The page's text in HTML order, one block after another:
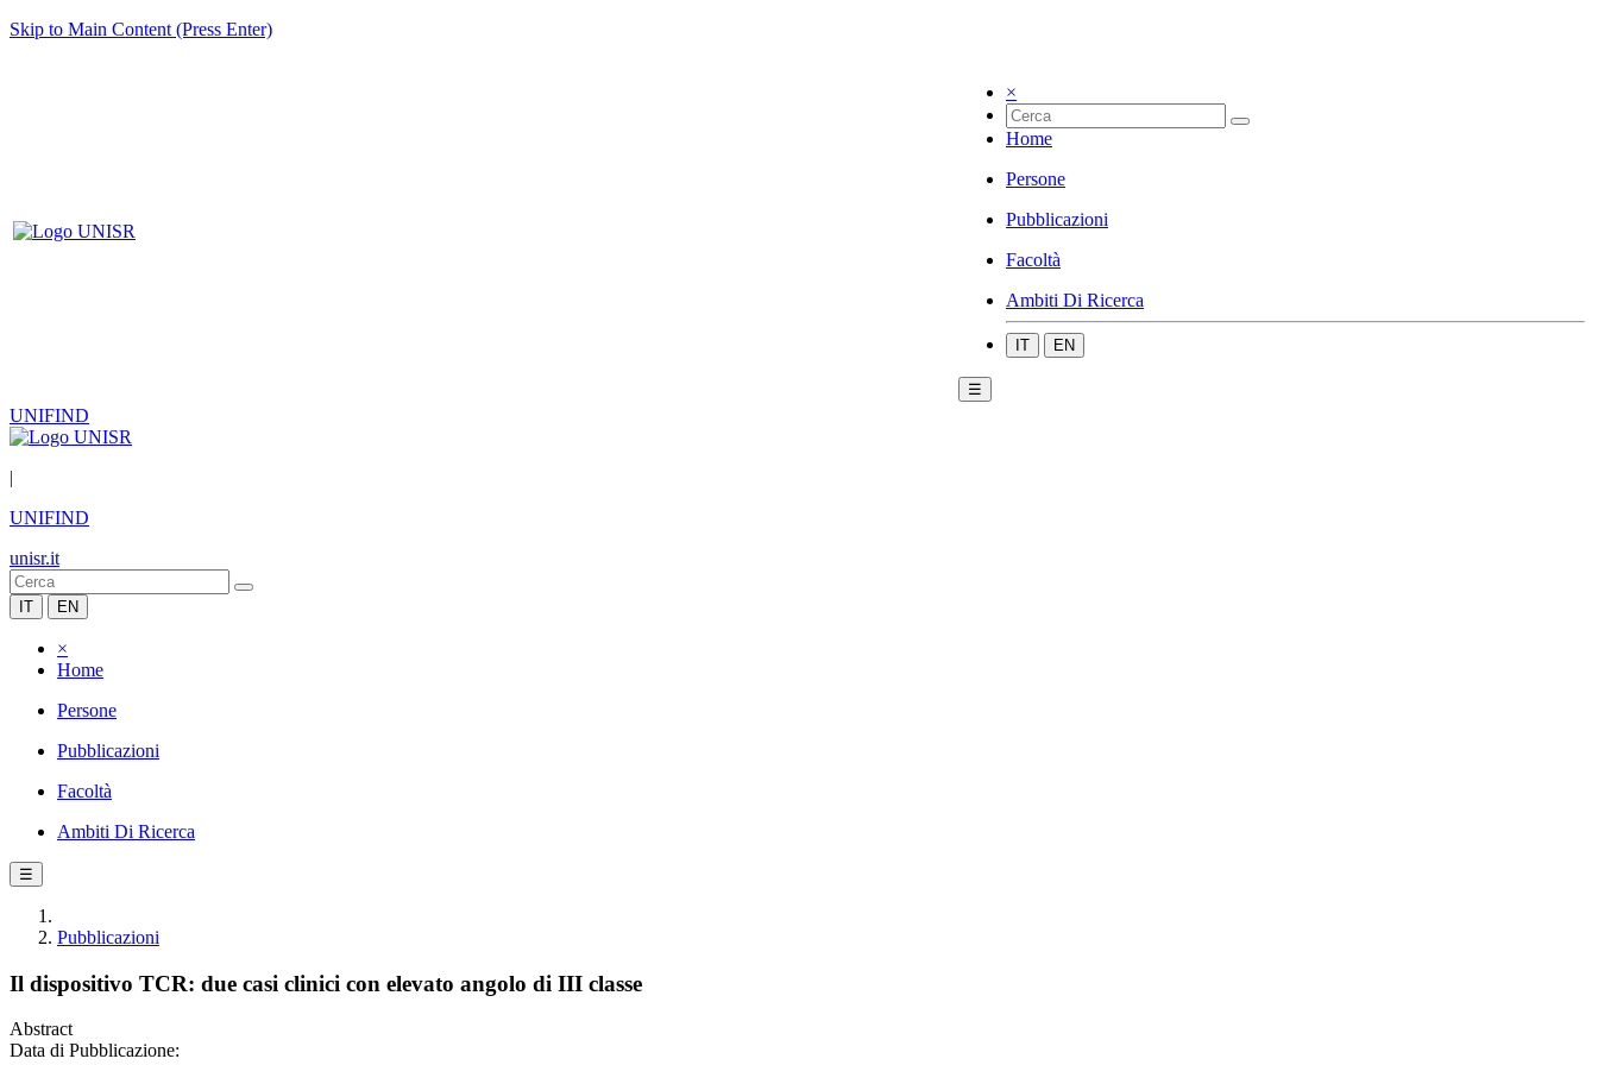
Skip to Main Content (Press Enter)
×
Home
Persone
Pubblicazioni
Facoltà
Ambiti Di Ricerca
IT EN
☰
UNIFIND
|
UNIFIND
unisr.it
IT EN
×
Home
Persone
Pubblicazioni
Facoltà
Ambiti Di Ricerca
☰
Pubblicazioni
Il dispositivo TCR: due casi clinici con elevato angolo di III classe
Abstract
Data di Pubblicazione: